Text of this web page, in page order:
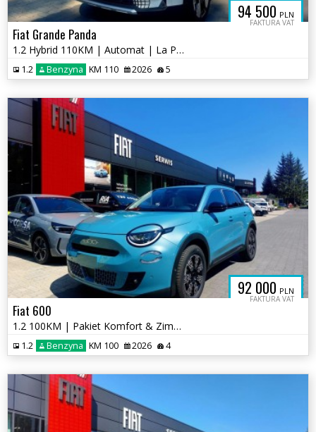
94 500 PLN
FAKTURA VAT
Fiat Grande Panda
1.2 Hybrid 110KM | Automat | La Prima | Pakiet Zimowy
1.2 Benzyna KM 110 2026 5
92 000 PLN
FAKTURA VAT
Fiat 600
1.2 100KM | Pakiet Komfort & Zimowy | Kamera Cofania | Salon PL
1.2 Benzyna KM 100 2026 4